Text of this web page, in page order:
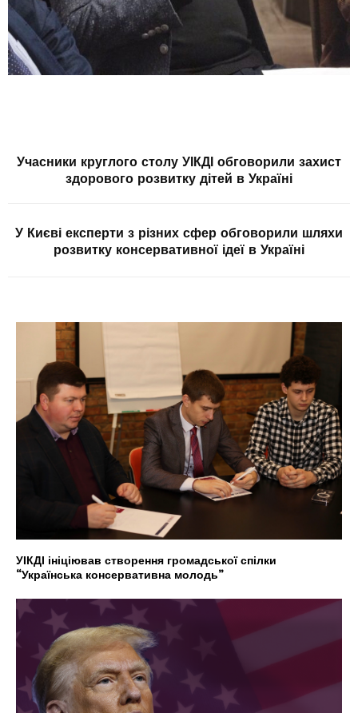
Учасники круглого столу УІКДІ обговорили захист
здорового розвитку дітей в Україні
У Києві експерти з різних сфер обговорили шляхи
розвитку консервативної ідеї в Україні
УІКДІ ініціював створення громадської спілки
“Українська консервативна молодь”